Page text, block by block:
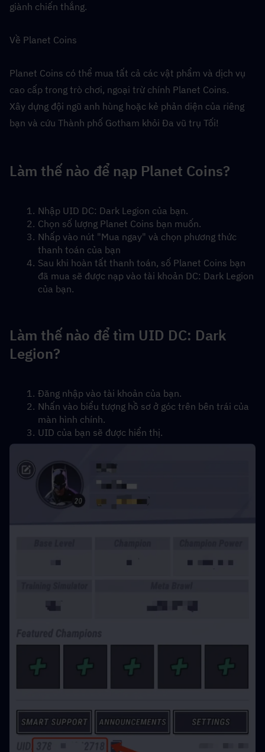
giành chiến thắng.
Về Planet Coins
Planet Coins có thể mua tất cả các vật phẩm và dịch vụ
cao cấp trong trò chơi, ngoại trừ chính Planet Coins.
Xây dựng đội ngũ anh hùng hoặc kẻ phản diện của riêng
bạn và cứu Thành phố Gotham khỏi Đa vũ trụ Tối!
Làm thế nào để nạp Planet Coins?
Nhập UID DC: Dark Legion của bạn.
Chọn số lượng Planet Coins bạn muốn.
Nhấp vào nút "Mua ngay" và chọn phương thức
thanh toán của bạn
Sau khi hoàn tất thanh toán, số Planet Coins bạn
đã mua sẽ được nạp vào tài khoản DC: Dark Legion
của bạn.
Làm thế nào để tìm UID DC: Dark
Legion?
Đăng nhập vào tài khoản của bạn.
Nhấn vào biểu tượng hồ sơ ở góc trên bên trái của
màn hình chính.
UID của bạn sẽ được hiển thị.